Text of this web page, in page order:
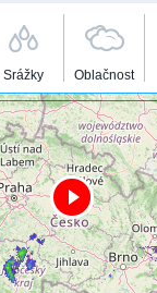
Srážky Oblačnost